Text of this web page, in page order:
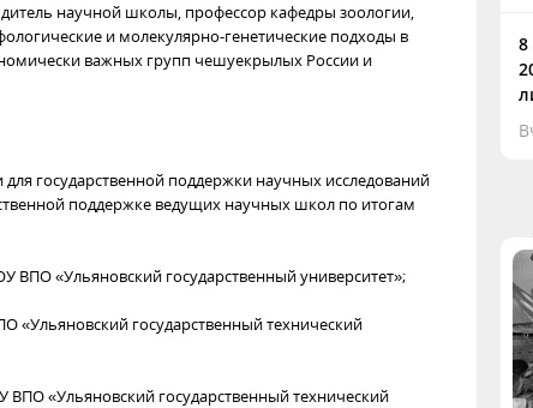
научной школы, профессор кафедры зоологии,
и молекулярно-генетические подходы в
важных групп чешуекрылых России и
государственной поддержки научных исследований
поддержке ведущих научных школ по итогам
ВПО «Ульяновский государственный университет»;
«Ульяновский государственный технический
ВПО «Ульяновский государственный технический
8